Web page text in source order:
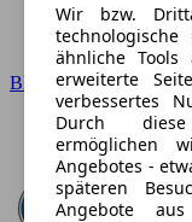
BMW
Wir bzw.
ähnliche
erweiterte
verbessertes
Durch diese
ermöglichen
Angebotes -
späteren
Angebote